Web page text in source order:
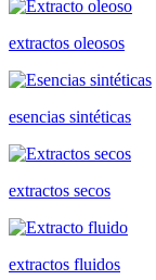
extractos oleosos
esencias sintéticas
extractos secos
extractos fluidos